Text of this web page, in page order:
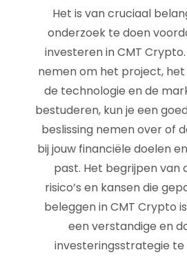
Het is van cruciaal
onderzoek te doen
investeren in CMT
nemen om het project,
de technologie en de
bestuderen, kun je een
beslissing nemen over of
bij jouw financiële doelen
past. Het begrijpen van
risico’s en kansen die
beleggen in CMT Crypto
een verstandige en
investeringsstrategie te